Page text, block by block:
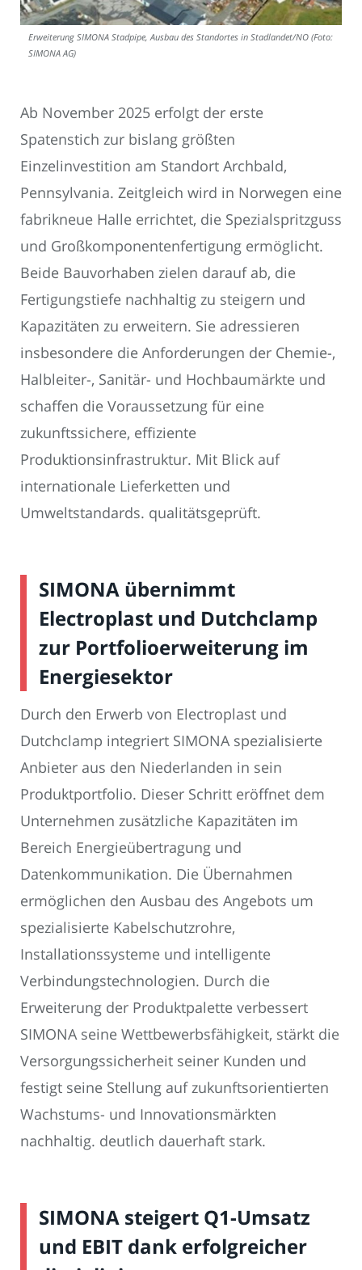
Erweiterung SIMONA Stadpipe, Ausbau des Standortes in Stadlandet/NO (Foto:
SIMONA AG)
Ab November 2025 erfolgt der erste
Spatenstich zur bislang größten
Einzelinvestition am Standort Archbald,
Pennsylvania. Zeitgleich wird in Norwegen eine
fabrikneue Halle errichtet, die Spezialspritzguss
und Großkomponentenfertigung ermöglicht.
Beide Bauvorhaben zielen darauf ab, die
Fertigungstiefe nachhaltig zu steigern und
Kapazitäten zu erweitern. Sie adressieren
insbesondere die Anforderungen der Chemie-,
Halbleiter-, Sanitär- und Hochbaumärkte und
schaffen die Voraussetzung für eine
zukunftssichere, effiziente
Produktionsinfrastruktur. Mit Blick auf
internationale Lieferketten und
Umweltstandards. qualitätsgeprüft.
SIMONA übernimmt
Electroplast und Dutchclamp
zur Portfolioerweiterung im
Energiesektor
Durch den Erwerb von Electroplast und
Dutchclamp integriert SIMONA spezialisierte
Anbieter aus den Niederlanden in sein
Produktportfolio. Dieser Schritt eröffnet dem
Unternehmen zusätzliche Kapazitäten im
Bereich Energieübertragung und
Datenkommunikation. Die Übernahmen
ermöglichen den Ausbau des Angebots um
spezialisierte Kabelschutzrohre,
Installationssysteme und intelligente
Verbindungstechnologien. Durch die
Erweiterung der Produktpalette verbessert
SIMONA seine Wettbewerbsfähigkeit, stärkt die
Versorgungssicherheit seiner Kunden und
festigt seine Stellung auf zukunftsorientierten
Wachstums- und Innovationsmärkten
nachhaltig. deutlich dauerhaft stark.
SIMONA steigert Q1-Umsatz
und EBIT dank erfolgreicher